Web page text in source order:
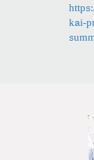
kai-